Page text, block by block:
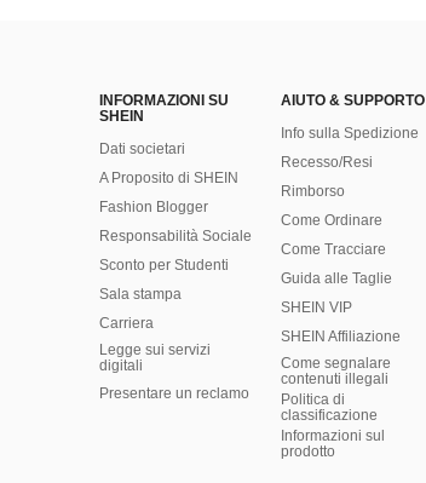
INFORMAZIONI SU
SHEIN
Dati societari
A Proposito di SHEIN
Fashion Blogger
Responsabilità Sociale
Sconto per Studenti
Sala stampa
Carriera
Legge sui servizi
digitali
Presentare un reclamo
AIUTO & SUPPORTO
Info sulla Spedizione
Recesso/Resi
Rimborso
Come Ordinare
Come Tracciare
Guida alle Taglie
SHEIN VIP
SHEIN Affiliazione
Come segnalare
contenuti illegali
Politica di
classificazione
​Informazioni sul
prodotto